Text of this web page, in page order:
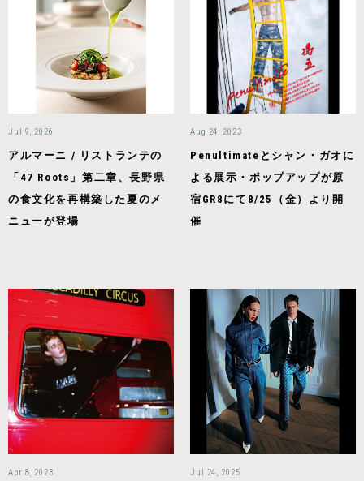
Jul 9, 2026
アルマーニ / リストランテの
「47 Roots」第二章、長野県
の食文化を再構築した夏のメ
ニューが登場
Aug 24, 2023
Penultimateとシャン・ガオに
よる展示・ポップアップが原
宿GR8にて8/25（金）より開
催
Apr 8, 2023 Jul 24, 2025